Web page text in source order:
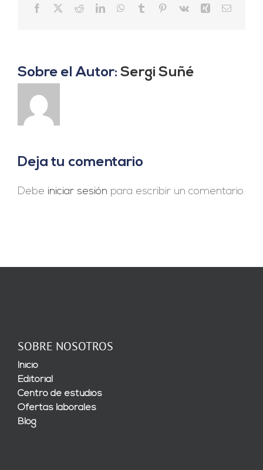
Facebook RedditLinkedInWhatsApp
Tumblr Pinterest
Vk Xing Correo
Sobre el Autor: Sergi Suñé
Deja tu comentario
Debe iniciar sesión para escribir un comentario.
SOBRE NOSOTROS
Inicio
Editorial
Centro de estudios
Ofertas laborales
Blog